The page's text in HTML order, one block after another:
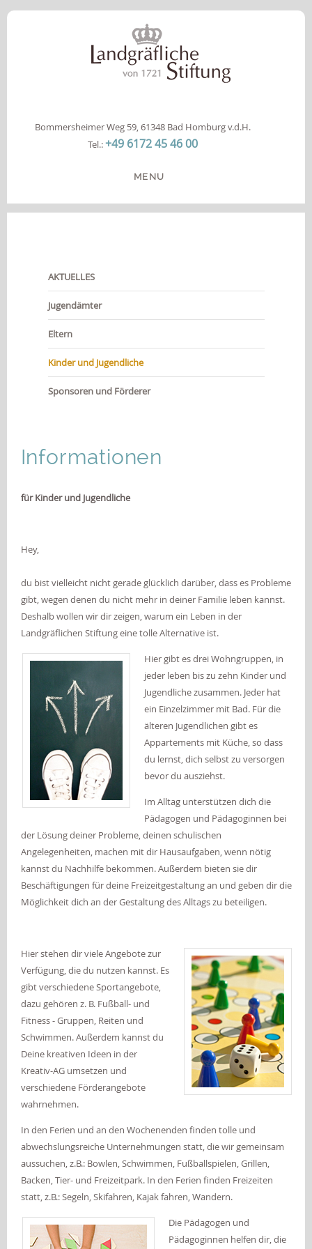
Bommersheimer Weg 59, 61348 Bad Homburg v.d.H.
Tel.:+49 6172 45 46 00
MENU
HOME
INFOS
KOOPERATION
JOBS
AKTUELLES
Jugendämter
Eltern
Kinder und Jugendliche
Sponsoren und Förderer
Informationen
für Kinder und Jugendliche
Hey,
du bist vielleicht nicht gerade glücklich darüber, dass es Probleme
gibt, wegen denen du nicht mehr in deiner Familie leben kannst.
Deshalb wollen wir dir zeigen, warum ein Leben in der
Landgräflichen Stiftung eine tolle Alternative ist.
Hier gibt es drei Wohngruppen, in
jeder leben bis zu zehn Kinder und
Jugendliche zusammen. Jeder hat
ein Einzelzimmer mit Bad. Für die
älteren Jugendlichen gibt es
Appartements mit Küche, so dass
du lernst, dich selbst zu versorgen
bevor du ausziehst.
Im Alltag unterstützen dich die
Pädagogen und Pädagoginnen bei
der Lösung deiner Probleme, deinen schulischen
Angelegenheiten, machen mit dir Hausaufgaben, wenn nötig
kannst du Nachhilfe bekommen. Außerdem bieten sie dir
Beschäftigungen für deine Freizeitgestaltung an und geben dir die
Möglichkeit dich an der Gestaltung des Alltags zu beteiligen.
Hier stehen dir viele Angebote zur
Verfügung, die du nutzen kannst. Es
gibt verschiedene Sportangebote,
dazu gehören z. B. Fußball- und
Fitness - Gruppen, Reiten und
Schwimmen. Außerdem kannst du
Deine kreativen Ideen in der
Kreativ-AG umsetzen und
verschiedene Förderangebote
wahrnehmen.
In den Ferien und an den Wochenenden finden tolle und
abwechslungsreiche Unternehmungen statt, die wir gemeinsam
aussuchen, z.B.: Bowlen, Schwimmen, Fußballspielen, Grillen,
Backen, Tier- und Freizeitpark. In den Ferien finden Freizeiten
statt, z.B.: Segeln, Skifahren, Kajak fahren, Wandern.
Die Pädagogen und
Pädagoginnen helfen dir, die